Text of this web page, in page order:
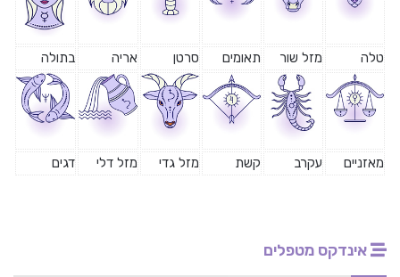
טלה מזל שור תאומים סרטן אריה בתולה
מאזניים עקרב קשת מזל גדי מזל דלי דגים
אינדקס מטפלים